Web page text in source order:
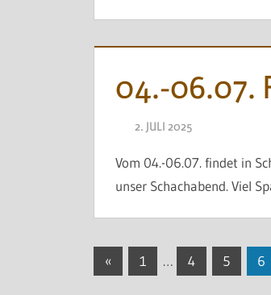
04.-06.07.
2. JULI 2025
Vom 04.-06.07. findet in
unser Schachabend. Viel
« Vorherige
1 … 4 5 6